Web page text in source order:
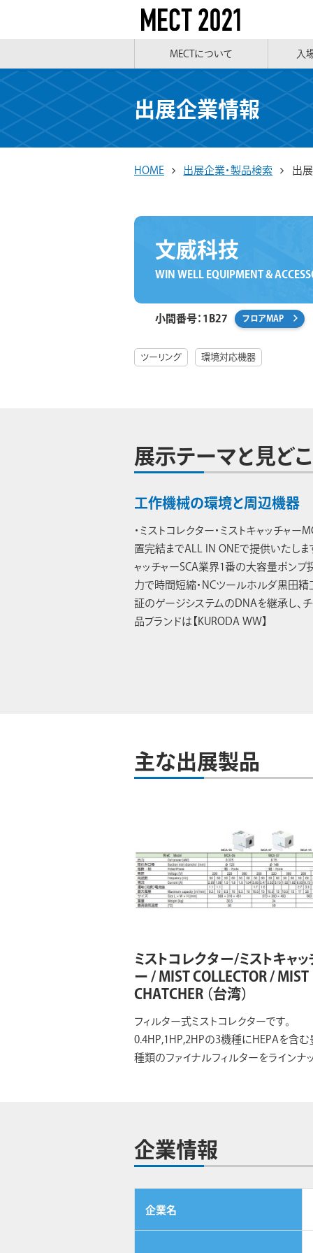
MECTについて 入
出展企業情報
HOME 出展企業・製品検索 出
文威科技
WIN WELL EQUIPMENT &
小間番号：1B27 フロアMAP
ツーリング 環境対応機器
展示テーマと見ど
工作機械の環境と周辺機器
・ミストコレクター・ミストキャッチ
置完結までALL IN ONEで提供いたしま
ャッチャーSCA業界1番の大容量ポン
力で時間短縮・NCツールホルダ黒田
証のゲージシステムのDNAを継承し、
品ブランドは【KURODA WW】
主な出展製品
ミストコレクター/ミストキャッ
ー / MIST COLLECTOR / MIST
CHATCHER （台湾）
フィルター式ミストコレクターです。
0.4HP,1HP,2HPの3機種にHEPAを含む
種類のファイナルフィルターをラインナッ
企業情報
企業名